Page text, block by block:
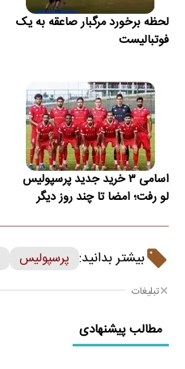
لحظه برخورد مرگبار صاعقه به یک
فوتبالیست
اسامی ۳ خرید جدید پرسپولیس
لو رفت؛ امضا تا چند روز دیگر
بیشتر بدانید: پرسپولیس
تبلیغات
مطالب پیشنهادی